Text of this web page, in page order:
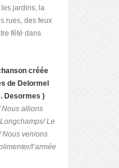
jardins, la
rues, des feux
fêté dans
créée
de Delormel
Desormes )
Nous allions
Le
Nous venions
l’armée